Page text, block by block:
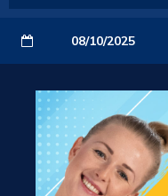
08/10/2025